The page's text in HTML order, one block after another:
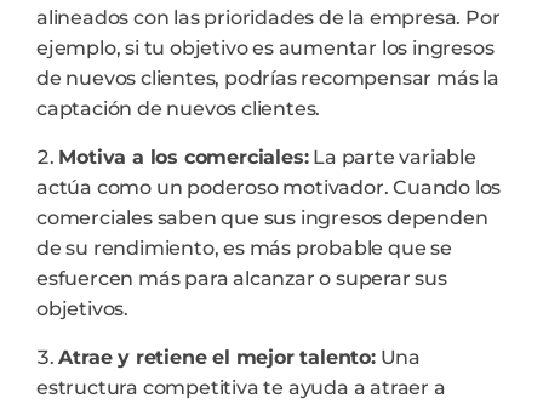
alineados con las prioridades de la empresa. Por
ejemplo, si tu objetivo es aumentar los ingresos
de nuevos clientes, podrías recompensar más la
captación de nuevos clientes.
Motiva a los comerciales:La parte variable
actúa como un poderoso motivador. Cuando los
comerciales saben que sus ingresos dependen
de su rendimiento, es más probable que se
esfuercen más para alcanzar o superar sus
objetivos.
Atrae y retiene el mejor talento:Una
estructura competitiva te ayuda a atraer a